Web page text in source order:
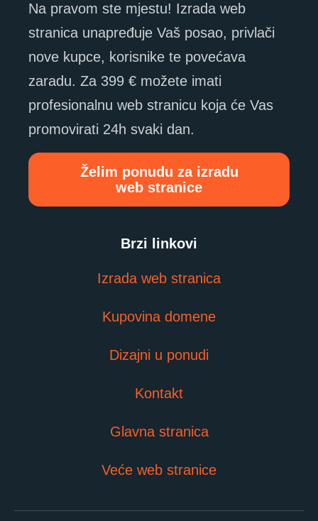
Na pravom ste mjestu! Izrada web
stranica unapređuje Vaš posao, privlači
nove kupce, korisnike te povećava
zaradu. Za 399 € možete imati
profesionalnu web stranicu koja će Vas
promovirati 24h svaki dan.
Želim ponudu za izradu
web stranice
Brzi linkovi
Izrada web stranica
Kupovina domene
Dizajni u ponudi
Kontakt
Glavna stranica
Veće web stranice